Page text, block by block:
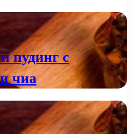
пудинг с
чиа